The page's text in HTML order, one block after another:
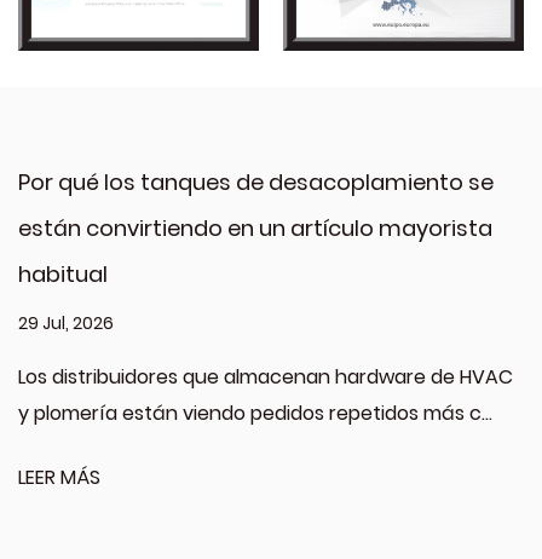
Por qué los tanques de desacoplamiento se
están convirtiendo en un artículo mayorista
habitual
29 Jul, 2026
Los distribuidores que almacenan hardware de HVAC
y plomería están viendo pedidos repetidos más c...
LEER MÁS